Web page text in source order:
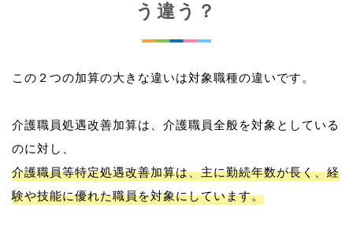
う違う？
この２つの加算の大きな違いは対象職種の違いです。
介護職員処遇改善加算は、介護職員全般を対象としている
介護職員等特定処遇改善加算は、主に勤続年数が長く、経
験や技能に優れた職員を対象にしています。